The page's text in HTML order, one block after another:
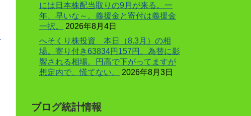
には日本株配当取りの9月が来る。一
年、早いな～。義援金と寄付は義援金
一択。
2026年8月4日
へそくり株投資 本日（8.3月）の相
場。寄り付き63834円157円。為替に影
響される相場。円高で下がってますが
想定内で、慌てない。
2026年8月3日
ブログ統計情報